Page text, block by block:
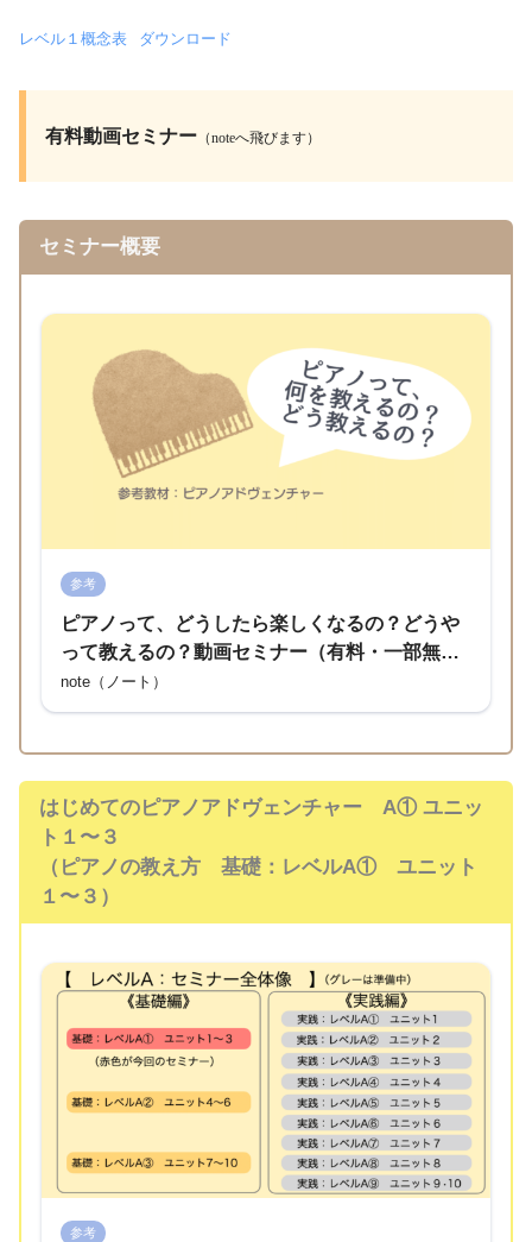
レベル１概念表 ダウンロード
有料動画セミナー （noteへ飛びます）
セミナー概要
参考
ピアノって、どうしたら楽しくなるの？どうや
って教えるの？動画セミナー（有料・一部無
料）｜おざきみきこ
note（ノート）
はじめてのピアノアドヴェンチャー A① ユニッ
ト１〜３
（ピアノの教え方 基礎：レベルA① ユニット
１〜３）
参考